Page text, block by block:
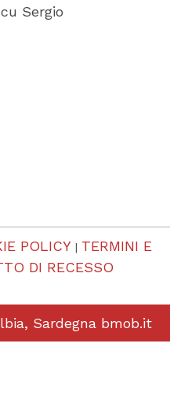
Sergio
POLICY | TERMINI E
DI RECESSO
Sardegna bmob.it